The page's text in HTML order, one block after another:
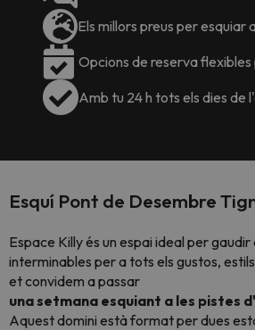
Els millors preus per esquiar
Opcions de reserva
Amb tu 24 h tots els dies de
Esquí Pont de Desembre
Espace Killy és un espai ideal per gaudir
interminables per a tots els gustos,
et convidem a passar
una setmana esquiant a les pistes
Aquest domini està format per dues